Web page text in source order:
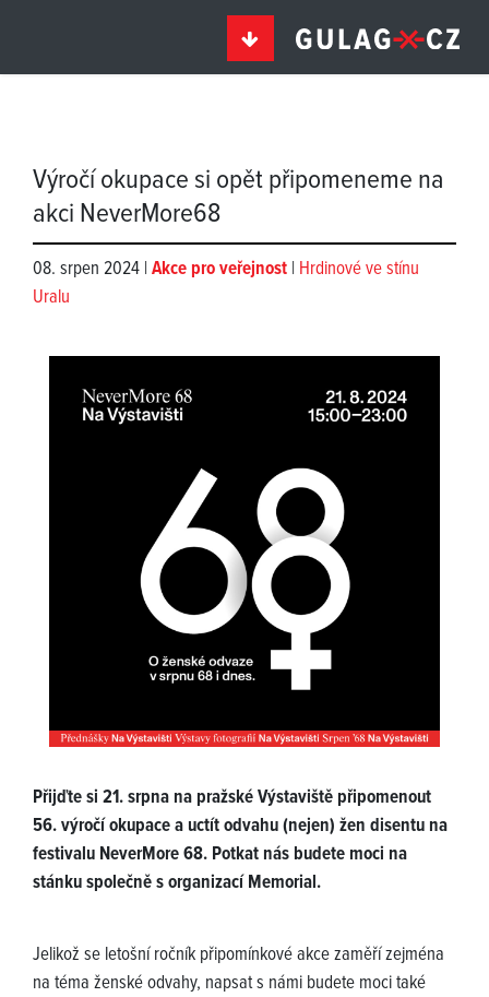
Výročí okupace si opět připomeneme na
akci NeverMore68
08. srpen 2024 | Akce pro veřejnost | Hrdinové ve stínu
Uralu
Přijďte si 21. srpna na pražské Výstaviště připomenout
56. výročí okupace a uctít odvahu (nejen) žen disentu na
festivalu NeverMore 68. Potkat nás budete moci na
stánku společně s organizací Memorial.
Jelikož se letošní ročník připomínkové akce zaměří zejména
na téma ženské odvahy, napsat s námi budete moci také